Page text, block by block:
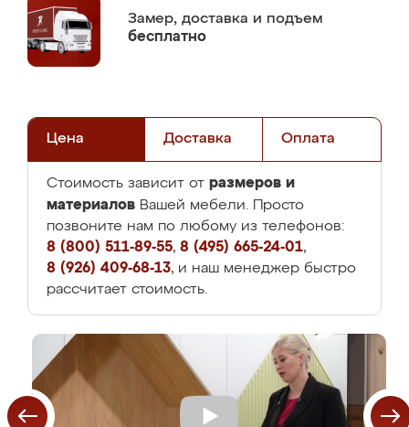
Замер, доставка и подъем
бесплатно
Цена Доставка Оплата
Стоимость зависит от размеров и
материалов Вашей мебели. Просто
позвоните нам по любому из телефонов:
8 (800) 511-89-55, 8 (495) 665-24-01,
8 (926) 409-68-13, и наш менеджер быстро
рассчитает стоимость.